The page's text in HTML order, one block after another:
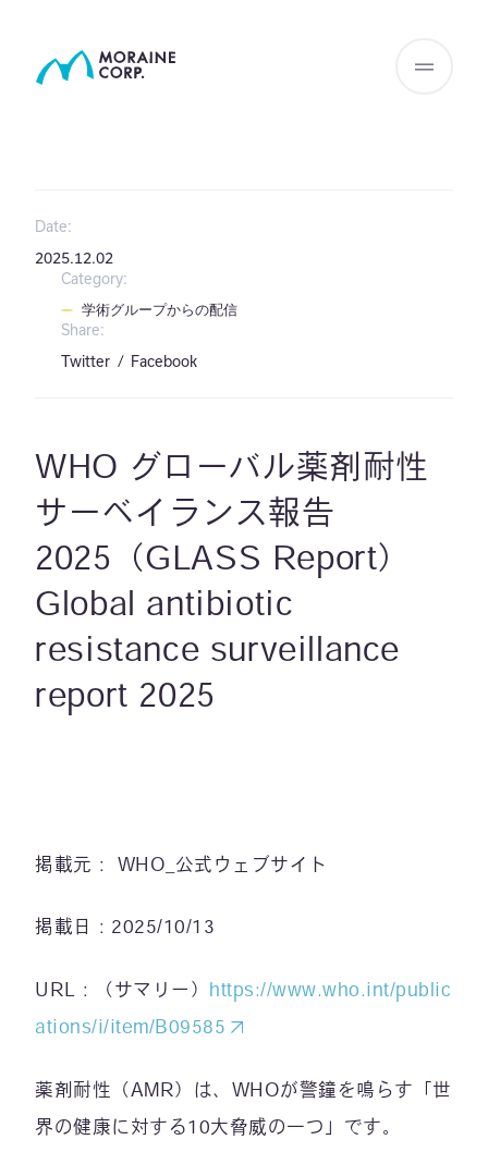
Date:
2025.12.02
Category:
学術グループからの配信
Share:
Twitter
Facebook
WHO グローバル薬剤耐性
サーベイランス報告
2025（GLASS Report）
Global antibiotic
resistance surveillance
report 2025
掲載元： WHO_公式ウェブサイト
掲載日：2025/10/13
URL：（サマリー）
https://www.who.int/public
ations/i/item/B09585
薬剤耐性（AMR）は、WHOが警鐘を鳴らす「世
界の健康に対する10大脅威の一つ」です。